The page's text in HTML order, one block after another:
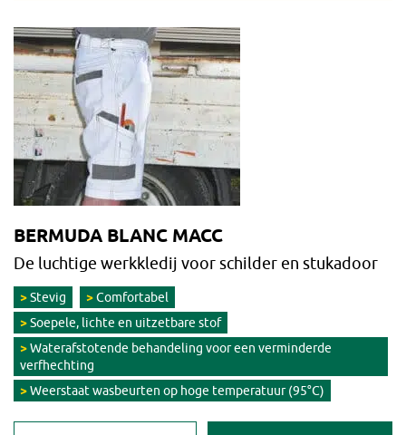
BERMUDA BLANC MACC
De luchtige werkkledij voor schilder en stukadoor
Stevig
Comfortabel
Soepele, lichte en uitzetbare stof
Waterafstotende behandeling voor een verminderde
verfhechting
Weerstaat wasbeurten op hoge temperatuur (95°C)